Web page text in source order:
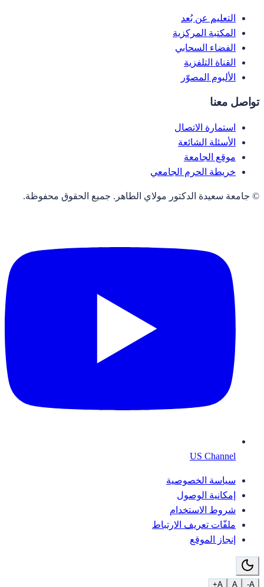
التعليم عن بُعد
المكتبة المركزية
الفضاء السحابي
القناة التلفزية
الألبوم المصوّر
تواصل معنا
استمارة الاتصال
الأسئلة الشائعة
موقع الجامعة
خريطة الحرم الجامعي
© جامعة سعيدة الدكتور مولاي الطاهر. جميع الحقوق محفوظة.
US Channel
سياسة الخصوصية
إمكانية الوصول
شروط الاستخدام
ملفّات تعريف الارتباط
إنجاز الموقع
A-
A
A+